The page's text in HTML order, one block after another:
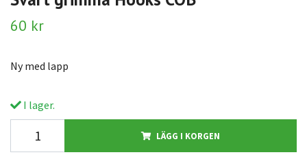
60 kr
Ny med lapp
I lager.
LÄGG I KORGEN